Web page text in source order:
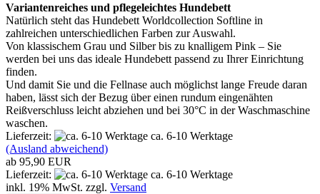
Variantenreiches und pflegeleichtes Hundebett
Natürlich steht das Hundebett Worldcollection Softline in
zahlreichen unterschiedlichen Farben zur Auswahl.
Von klassischem Grau und Silber bis zu knalligem Pink – Sie
werden bei uns das ideale Hundebett passend zu Ihrer Einrichtung
finden.
Und damit Sie und die Fellnase auch möglichst lange Freude daran
haben, lässt sich der Bezug über einen rundum eingenähten
Reißverschluss leicht abziehen und bei 30°C in der Waschmaschine
waschen.
Lieferzeit:
ca. 6-10 Werktage
(Ausland abweichend)
ab 95,90 EUR
Lieferzeit:
ca. 6-10 Werktage
inkl. 19% MwSt. zzgl. Versand